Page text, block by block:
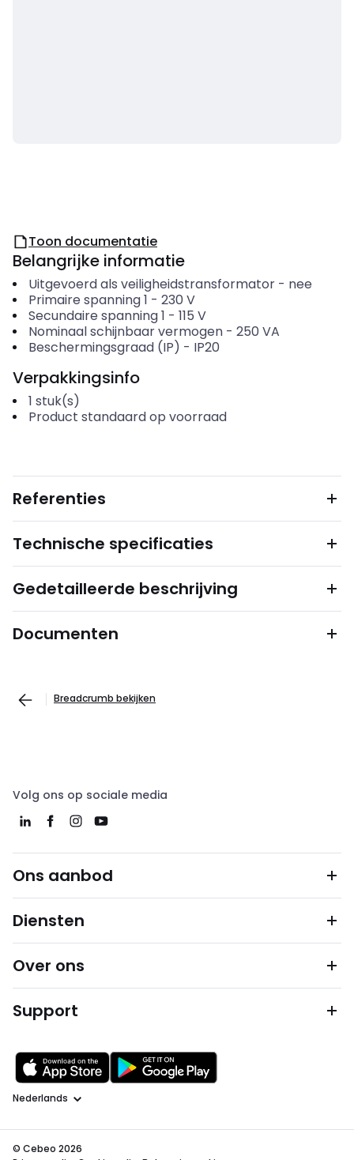
Toon documentatie
Belangrijke informatie
Uitgevoerd als veiligheidstransformator- nee
Primaire spanning 1 - 230 V
Secundaire spanning 1 - 115 V
Nominaal schijnbaar vermogen- 250 VA
Beschermingsgraad (IP) - IP20
Verpakkingsinfo
1 stuk(s)
Product standaard op voorraad
Referenties
Technische specificaties
Gedetailleerde beschrijving
Documenten
Breadcrumb bekijken
Volg ons op sociale media
Ons aanbod
Diensten
Over ons
Support
Taal
© Cebeo 2026